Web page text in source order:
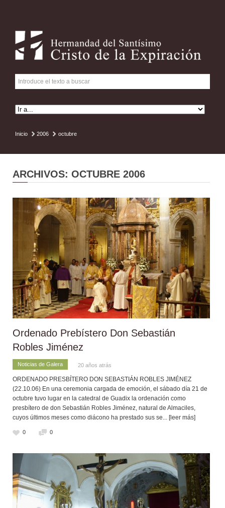
Inicio 2006 octubre
ARCHIVOS: OCTUBRE 2006
Ordenado Prebístero Don Sebastián
Robles Jiménez
Noticias de Galera 20 años atrás
ORDENADO PRESBÍTERO DON SEBASTIÁN ROBLES JIMÉNEZ
(22.10.06) En una ceremonia cargada de emoción, el sábado día 21 de
octubre tuvo lugar en la catedral de Guadix la ordenación como
presbítero de don Sebastián Robles Jiménez, natural de Almaciles,
cuyos últimos meses como diácono ha prestado sus se... [leer más]
0 0